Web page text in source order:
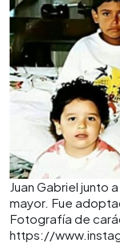
Juan Gabriel junto
mayor. Fue
Fotografía de
https://